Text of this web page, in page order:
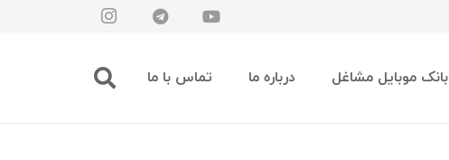
بانک موبایل مشاغل درباره ما تماس با ما